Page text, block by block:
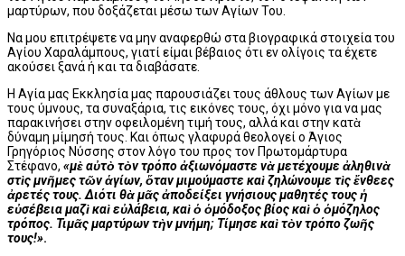
μαρτύρων, που δοξάζεται μέσω των Αγίων Του.
Να μου επιτρέψετε να μην αναφερθώ στα βιογραφικά στοιχεία του
Αγίου Χαραλάμπους, γιατί είμαι βέβαιος ότι εν ολίγοις τα έχετε
ακούσει ξανά ή και τα διαβάσατε.
Η Αγία μας Εκκλησία μας παρουσιάζει τους άθλους των Αγίων με
τους ύμνους, τα συναξάρια, τις εικόνες τους, όχι μόνο για να μας
παρακινήσει στην οφειλομένη τιμή τους, αλλά και στην κατὰ
δύναμη μίμησή τους. Και όπως γλαφυρά θεολογεί ο Άγιος
Γρηγόριος Νύσσης στον λόγο του προς τον Πρωτομάρτυρα
Στέφανο, «μὲ αὐτὸ τὸν τρόπο ἀξιωνόμαστε νὰ μετέχουμε ἀληθινὰ
στὶς μνῆμες τῶν ἁγίων, ὅταν μιμούμαστε καὶ ζηλώνουμε τὶς ἔνθεες
ἀρετές τους. Διότι θὰ μᾶς ἀποδείξει γνήσιους μαθητές τους ἡ
εὐσέβεια μαζὶ καὶ εὐλάβεια, καὶ ὁ ὁμόδοξος βίος καὶ ὁ ὁμόζηλος
τρόπος. Τιμᾶς μαρτύρων τὴν μνήμη; Τίμησε καὶ τὸν τρόπο ζωῆς
τους!».